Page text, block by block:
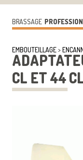
EMBOUTEILLAGE>
CL ET 44
BRASSAGE